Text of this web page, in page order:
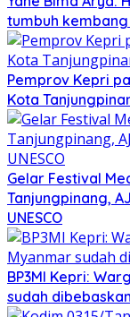
tumbuh
Pemprov Kepri
Kota
Gelar Festival
Tanjungpinang,
UNESCO
BP3MI Kepri:
sudah dibebaskan